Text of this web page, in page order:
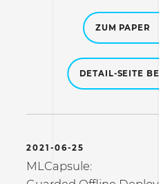
ZUM PAPER
DETAIL-SEITE
2021-06-25
MLCapsule: